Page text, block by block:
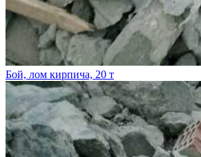
Бой, лом кирпича, 20 т